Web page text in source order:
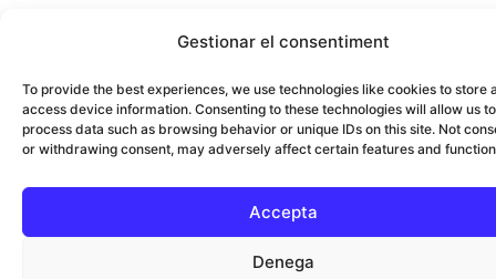
Gestionar el consentiment
To provide the best experiences, we use technologies like cookies to store
access device information. Consenting to these technologies will allow us to
process data such as browsing behavior or unique IDs on this site. Not
or withdrawing consent, may adversely affect certain features and
Accepta
Denega